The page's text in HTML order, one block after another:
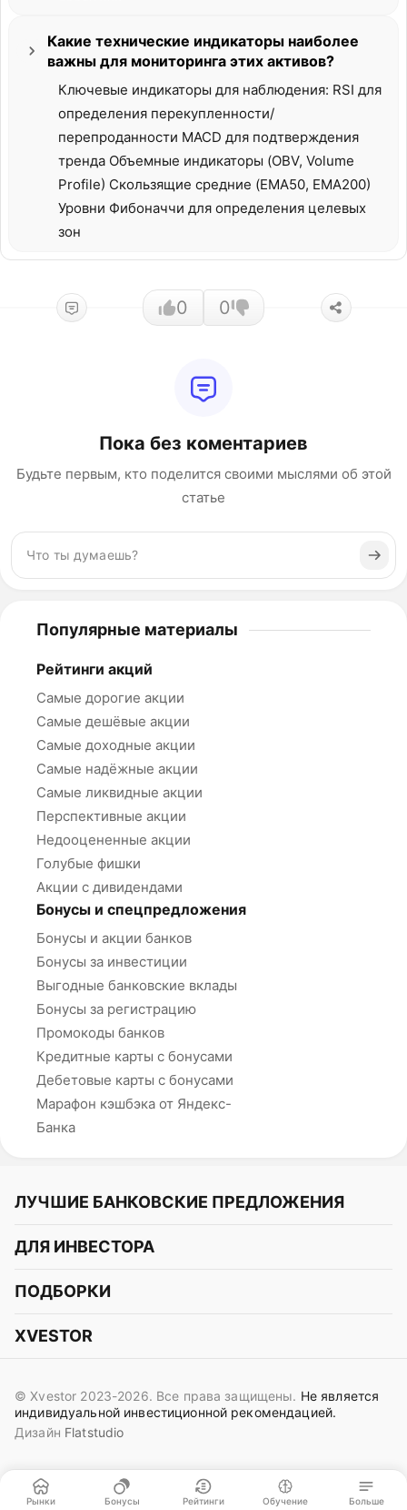
Какие технические индикаторы наиболее
важны для мониторинга этих активов?
Ключевые индикаторы для наблюдения: RSI для
определения перекупленности/
перепроданности MACD для подтверждения
тренда Объемные индикаторы (OBV, Volume
Profile) Скользящие средние (EMA50, EMA200)
Уровни Фибоначчи для определения целевых
зон
0 0
Пока без коментариев
Будьте первым, кто поделится своими мыслями об этой
статье
Популярные материалы
Рейтинги акций
Самые дорогие акции
Самые дешёвые акции
Самые доходные акции
Самые надёжные акции
Самые ликвидные акции
Перспективные акции
Недооцененные акции
Голубые фишки
Акции с дивидендами
Бонусы и спецпредложения
Бонусы и акции банков
Бонусы за инвестиции
Выгодные банковские вклады
Бонусы за регистрацию
Промокоды банков
Кредитные карты с бонусами
Дебетовые карты с бонусами
Марафон кэшбэка от Яндекс-
Банка
ЛУЧШИЕ БАНКОВСКИЕ ПРЕДЛОЖЕНИЯ
Альфа-Банк
СБЕР
Газпромбанк
OZON Банк
Совкомбанк
ОТП Банк
ДЛЯ ИНВЕСТОРА
Курс акций
Курс облигаций
Прогнозы на криптовалюты
Идеи инвест аналитиков
Сигналы трейдеров
ПОДБОРКИ
Подборки акций
Подборки облигаций
XVESTOR
Вконтакте
Поддержка в Telegram
Контакты
Пользовательское соглашение
© Xvestor 2023-2026. Все права защищены. Не является
индивидуальной инвестиционной рекомендацией.
Дизайн Flatstudio
Рынки Бонусы Рейтинги Обучение Больше